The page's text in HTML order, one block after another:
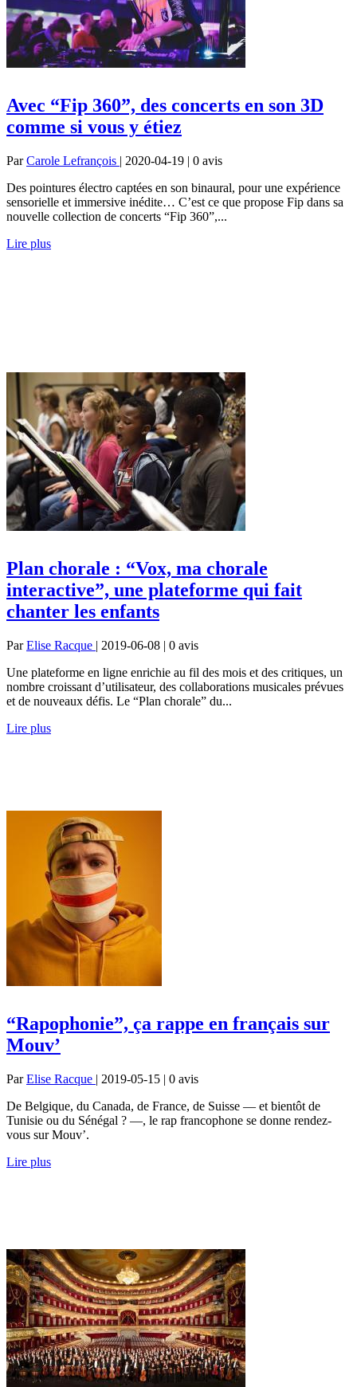
Avec “Fip 360”, des concerts en son 3D
comme si vous y étiez
ParCarole Lefrançois | 2020-04-19 | 0 avis
Des pointures électro captées en son binaural, pour une expérience
sensorielle et immersive inédite… C’est ce que propose Fip dans sa
nouvelle collection de concerts “Fip 360”,...
Lire plus
Plan chorale : “Vox, ma chorale
interactive”, une plateforme qui fait
chanter les enfants
ParElise Racque | 2019-06-08 | 0 avis
Une plateforme en ligne enrichie au fil des mois et des critiques, un
nombre croissant d’utilisateur, des collaborations musicales prévues
et de nouveaux défis. Le “Plan chorale” du...
Lire plus
“Rapophonie”, ça rappe en français sur
Mouv’
ParElise Racque | 2019-05-15 | 0 avis
De Belgique, du Canada, de France, de Suisse — et bientôt de
Tunisie ou du Sénégal ? —, le rap francophone se donne rendez-
vous sur Mouv’.
Lire plus